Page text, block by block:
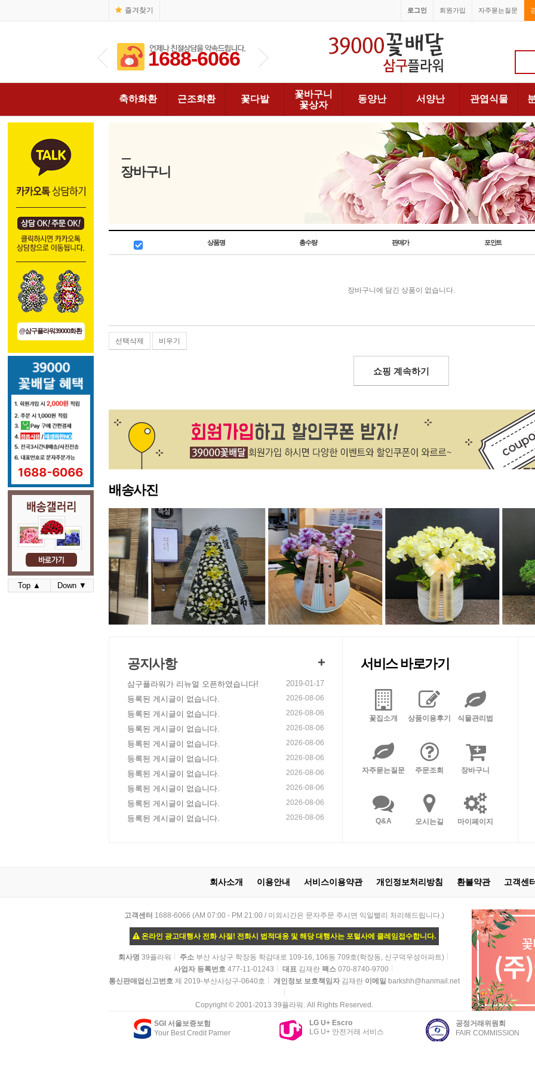
즐겨찾기 자주묻는질문
회원가입
로그인
1688-6066 1688-6066 1688-6066
축하화환 근조화환 꽃다발
꽃바구니
꽃상자
동양난 서양난 관엽식물
@삼구플라워39000화환
Top ▲ Down ▼
장바구니
상품명 총수량 판매가 포인트
장바구니에 담긴 상품이 없습니다.
선택삭제 비우기
쇼핑 계속하기
배송사진
공지사항 +
삼구플라워가 리뉴얼 오픈하였습니다!
2019-01-17
등록된 게시글이 없습니다.
2026-08-06
등록된 게시글이 없습니다. 2026-08-06
등록된 게시글이 없습니다. 2026-08-06
등록된 게시글이 없습니다. 2026-08-06
등록된 게시글이 없습니다. 2026-08-06
등록된 게시글이 없습니다. 2026-08-06
등록된 게시글이 없습니다. 2026-08-06
등록된 게시글이 없습니다. 2026-08-06
등록된 게시글이 없습니다. 2026-08-06
서비스 바로가기
꽃집소개 상품이용후기 식물관리법
자주묻는질문 주문조회 장바구니
Q&A 오시는길 마이페이지
회사소개 이용안내 서비스이용약관 개인정보처리방침 환불약관 고객센
고객센터 1688-6066 (AM 07:00 - PM 21:00 / 이외시간은 문자주문 주시면 익일빨리 처리해드립니다.)
온라인 광고대행사 전화 사절! 전화시 법적대응 및 해당 대행사는 포털사에 클레임접수합니다.
회사명 39플라워 주소부산 사상구 학장동 학감대로 109-16, 106동 709호(학장동, 신구덕우성아파트)
사업자 등록번호477-11-01243 대표김재란 팩스070-8740-9700
통신판매업신고번호 제 2019-부산사상구-0640호 개인정보 보호책임자 김재란 이메일 barkshh@hanmail.net
Copyright © 2001-2013 39플라워. All Rights Reserved.
SGI 서울보증보험
Your Best Credit Parner
LG U+ Escro
LG U+ 안전거래 서비스
공정거래위원회
FAIR COMMISSION